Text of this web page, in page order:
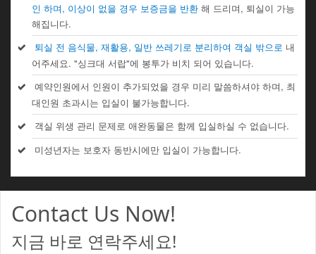
인 하며, 이상이 없을 경우 보증금을 반환해 드리며, 퇴실이 가능
해집니다.
퇴실 전 음식물, 재활용, 일반 쓰레기로 분리하여 객실 밖으로 내
어주세요. "싱크대 서랍"에 봉투가 비치 되어 있습니다.
예약인원에서 인원이 추가되었을 경우 미리 말씀하셔야 하며, 최
대인원 초과시는 입실이 불가능합니다.
객실 위생 관리 문제로 애완동물은 함께 입실하실 수 없습니다.
미성년자는 보호자 동반시에만 입실이 가능합니다.
Contact Us Now!
지금 바로 연락주세요!